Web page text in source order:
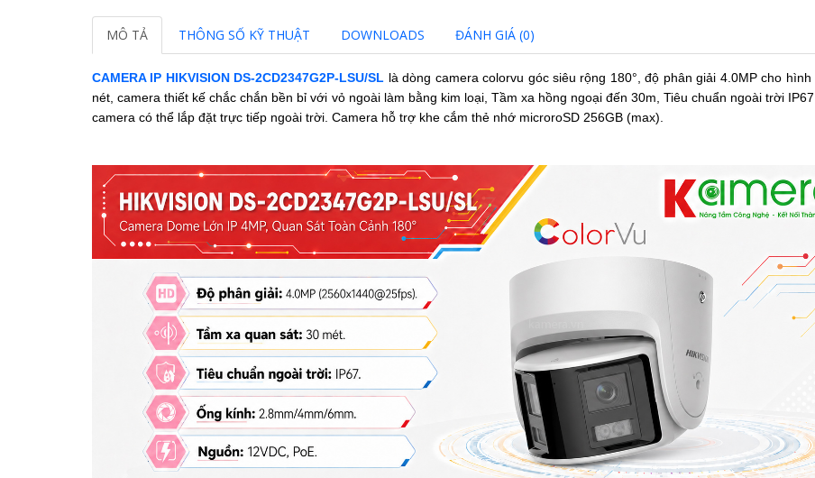
MÔ TẢ THÔNG SỐ KỸ THUẬT DOWNLOADS ĐÁNH GIÁ (0)
CAMERA IP HIKVISION DS-2CD2347G2P-LSU/SL là dòng camera colorvu góc siêu rộng 180°, độ phân giải 4.0MP cho hình
nét, camera thiết kế chắc chắn bền bỉ với vỏ ngoài làm bằng kim loại, Tầm xa hồng ngoại đến 30m ,Tiêu chuẩn ngoài trời IP67
camera có thể lắp đặt trực tiếp ngoài trời. Camera hỗ trợ khe cắm thẻ nhớ microroSD 256GB (max).